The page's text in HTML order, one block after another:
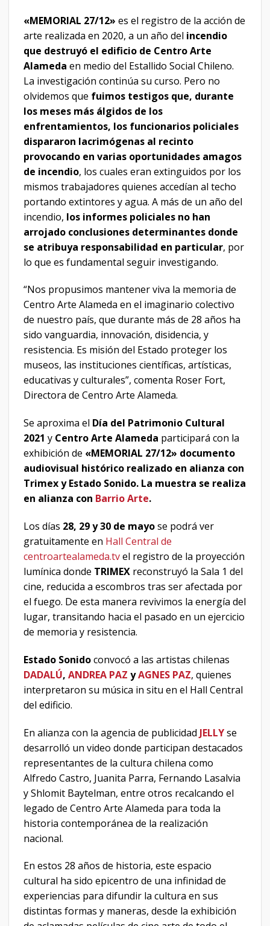
«MEMORIAL 27/12» es el registro de la acción de
arte realizada en 2020, a un año del incendio
que destruyó el edificio de Centro Arte
Alameda en medio del Estallido Social Chileno.
La investigación continúa su curso. Pero no
olvidemos que fuimos testigos que, durante
los meses más álgidos de los
enfrentamientos, los funcionarios policiales
dispararon lacrimógenas al recinto
provocando en varias oportunidades amagos
de incendio, los cuales eran extinguidos por los
mismos trabajadores quienes accedían al techo
portando extintores y agua. A más de un año del
incendio, los informes policiales no han
arrojado conclusiones determinantes donde
se atribuya responsabilidad en particular, por
lo que es fundamental seguir investigando.
“Nos propusimos mantener viva la memoria de
Centro Arte Alameda en el imaginario colectivo
de nuestro país, que durante más de 28 años ha
sido vanguardia, innovación, disidencia, y
resistencia. Es misión del Estado proteger los
museos, las instituciones científicas, artísticas,
educativas y culturales”, comenta Roser Fort,
Directora de Centro Arte Alameda.
Se aproxima el Día del Patrimonio Cultural
2021 y Centro Arte Alameda participará con la
exhibición de «MEMORIAL 27/12» documento
audiovisual histórico realizado en alianza con
Trimex y Estado Sonido. La muestra se realiza
en alianza con Barrio Arte.
Los días 28, 29 y 30 de mayose podrá ver
gratuitamente en Hall Central de
centroartealameda.tvel registro de la proyección
lumínica donde TRIMEX reconstruyó la Sala 1 del
cine, reducida a escombros tras ser afectada por
el fuego. De esta manera revivimos la energía del
lugar, transitando hacia el pasado en un ejercicio
de memoria y resistencia.
Estado Sonidoconvocó a las artistas chilenas
DADALÚ, ANDREA PAZ yAGNES PAZ, quienes
interpretaron su música in situ en el Hall Central
del edificio.
En alianza con la agencia de publicidad JELLYse
desarrolló un video donde participan destacados
representantes de la cultura chilena como
Alfredo Castro, Juanita Parra, Fernando Lasalvia
y Shlomit Baytelman, entre otros recalcando el
legado de Centro Arte Alameda para toda la
historia contemporánea de la realización
nacional.
En estos 28 años de historia, este espacio
cultural ha sido epicentro de una infinidad de
experiencias para difundir la cultura en sus
distintas formas y maneras, desde la exhibición